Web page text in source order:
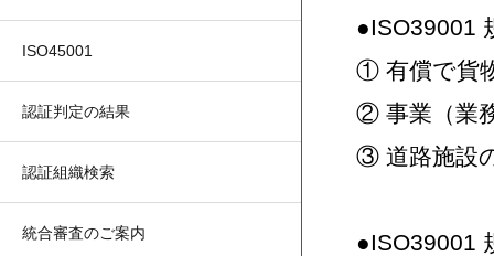
ISO45001
認証判定の結果
認証組織検索
統合審査のご案内
●ISO39001
① 有償で貨
② 事業（業
③ 道路施設
●ISO39001